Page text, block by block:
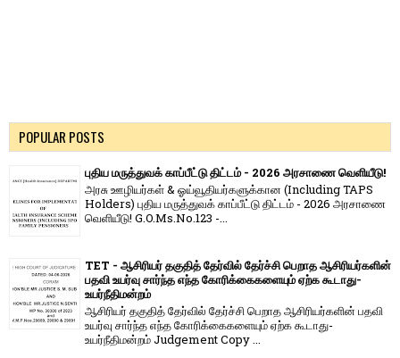
POPULAR POSTS
புதிய மருத்துவக் காப்பீட்டு திட்டம் - 2026 அரசாணை வெளியீடு!
அரசு ஊழியர்கள் & ஓய்வூதியர்களுக்கான (Including TAPS
Holders) புதிய மருத்துவக் காப்பீட்டு திட்டம் - 2026 அரசாணை
வெளியீடு! G.O.Ms.No.123 -...
TET - ஆசிரியர் தகுதித் தேர்வில் தேர்ச்சி பெறாத ஆசிரியர்களின்
பதவி உயர்வு சார்ந்த எந்த கோரிக்கைகளையும் ஏற்க கூடாது-
உயர்நீதிமன்றம்
ஆசிரியர் தகுதித் தேர்வில் தேர்ச்சி பெறாத ஆசிரியர்களின் பதவி
உயர்வு சார்ந்த எந்த கோரிக்கைகளையும் ஏற்க கூடாது-
உயர்நீதிமன்றம் Judgement Copy ...